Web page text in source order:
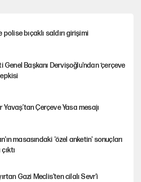
polise bıçaklı saldırı girişimi
Genel Başkanı Dervişoğlu'ndan ‘çerçeve
Yavaş’tan Çerçeve Yasa mesajı
masasındaki 'özel anketin' sonuçları
Gazi Meclis’ten cilalı Sevr’i